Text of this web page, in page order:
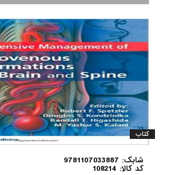
کتاب
شابک: 9781107033887
کد کالا: 108214